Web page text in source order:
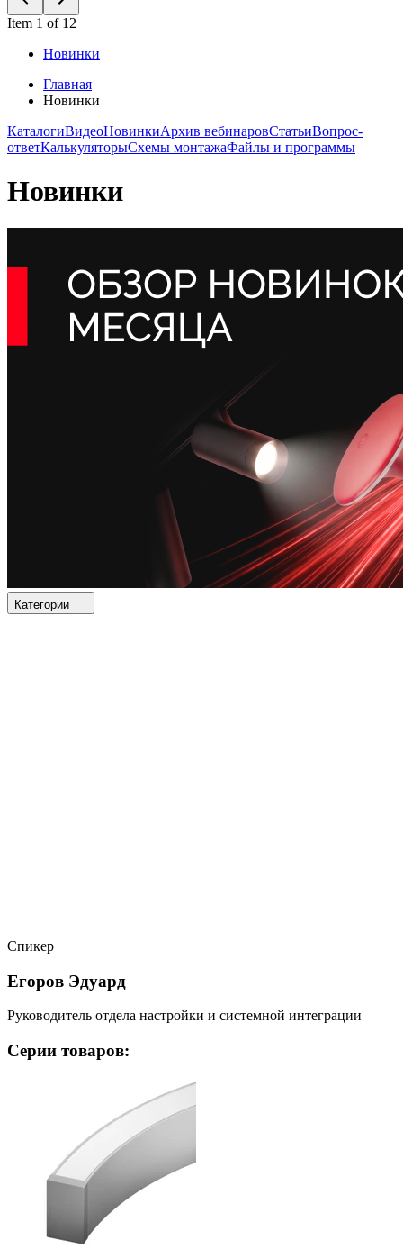
Item 1 of 12
Новинки
Главная
Новинки
КаталогиВидеоНовинкиАрхив вебинаровСтатьиВопрос-
ответКалькуляторыСхемы монтажаФайлы и программы
Новинки
Категории
Спикер
Егоров Эдуард
Руководитель отдела настройки и системной интеграции
Серии товаров: